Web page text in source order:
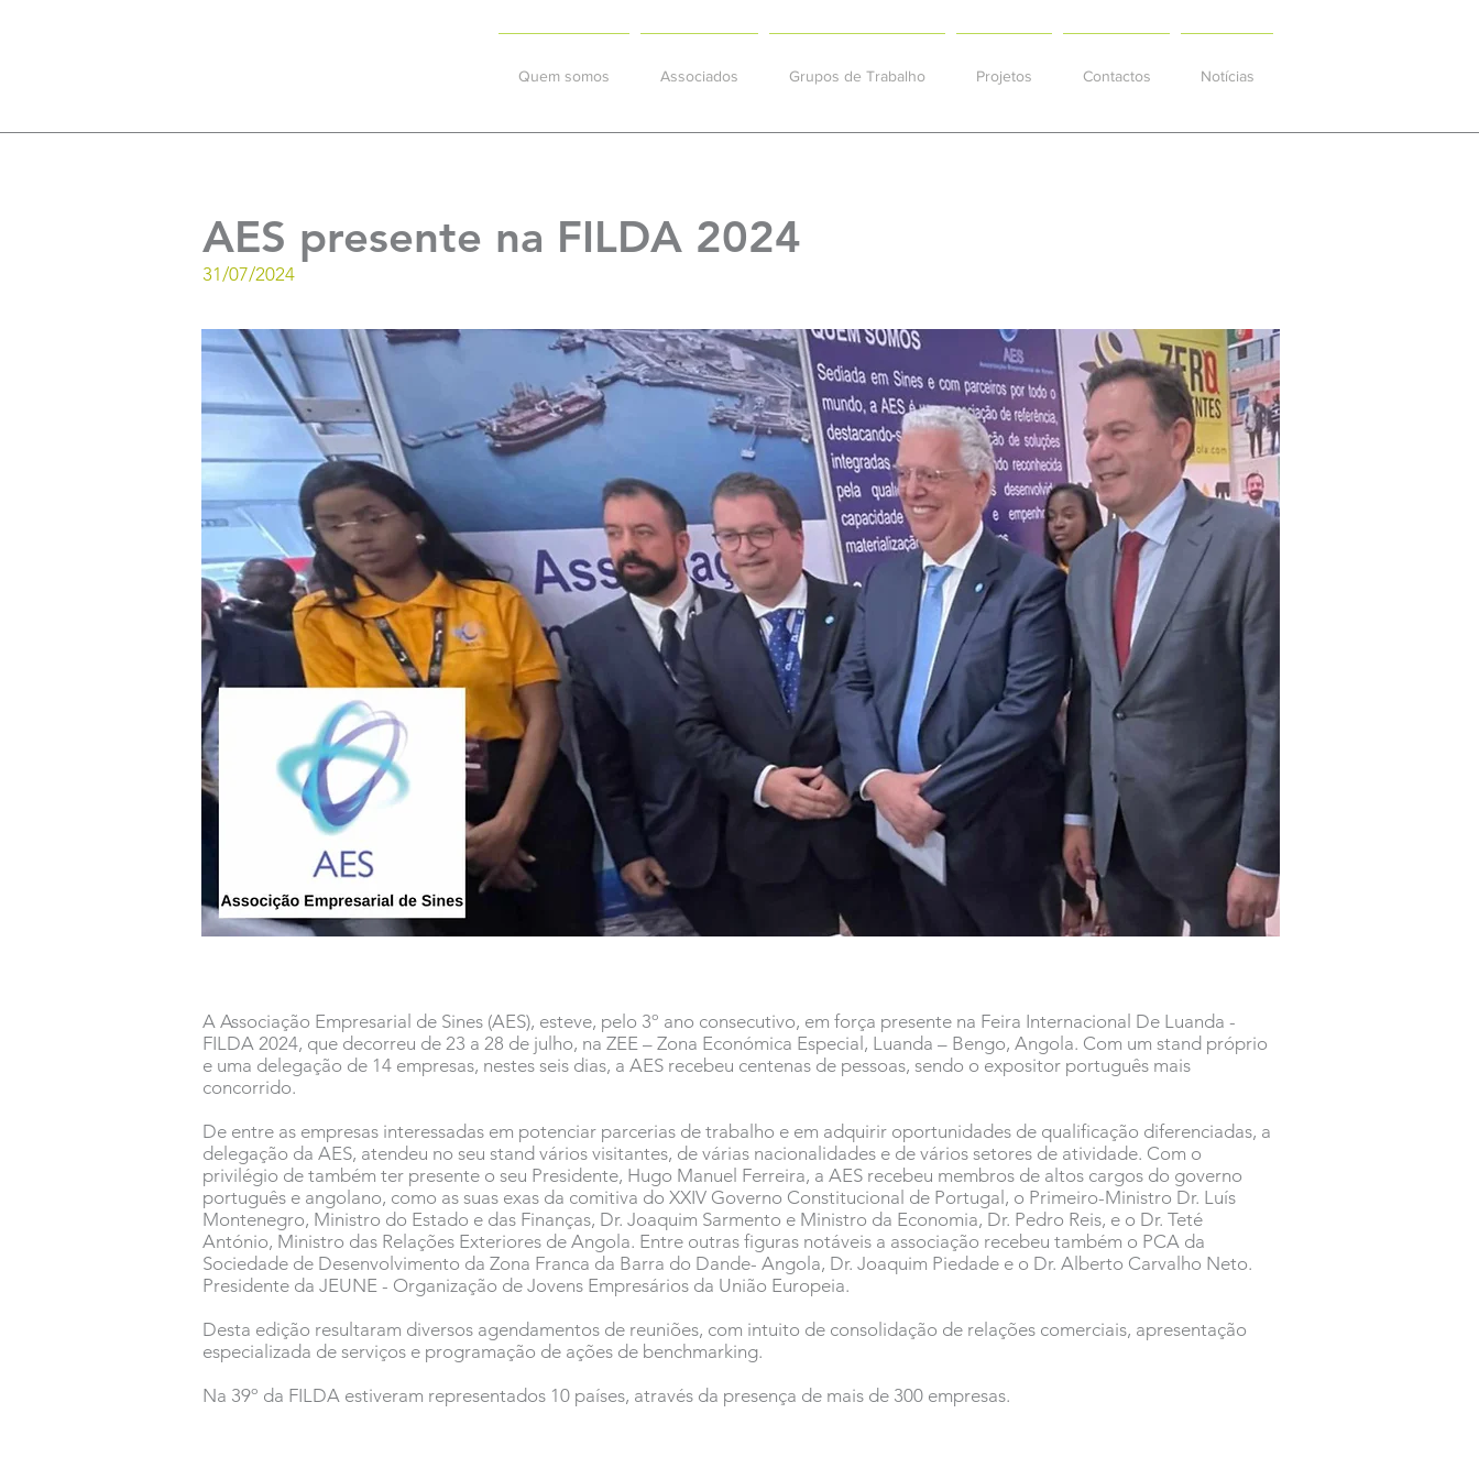
Quem somos Associados Grupos de Trabalho Projetos Contactos Notícias
AES presente na FILDA 2024
31/07/2024
A Associação Empresarial de Sines (AES), esteve, pelo 3º ano consecutivo, em força presente na Feira Internacional De Luanda -
FILDA 2024, que decorreu de 23 a 28 de julho, na ZEE – Zona Económica Especial, Luanda – Bengo, Angola. Com um stand próprio
e uma delegação de 14 empresas, nestes seis dias, a AES recebeu centenas de pessoas, sendo o expositor português mais
concorrido.
De entre as empresas interessadas em potenciar parcerias de trabalho e em adquirir oportunidades de qualificação diferenciadas, a
delegação da AES, atendeu no seu stand vários visitantes, de várias nacionalidades e de vários setores de atividade. Com o
privilégio de também ter presente o seu Presidente, Hugo Manuel Ferreira, a AES recebeu membros de altos cargos do governo
português e angolano, como as suas exas da comitiva do XXIV Governo Constitucional de Portugal, o Primeiro-Ministro Dr. Luís
Montenegro, Ministro do Estado e das Finanças, Dr. Joaquim Sarmento e Ministro da Economia, Dr. Pedro Reis, e o Dr. Teté
António, Ministro das Relações Exteriores de Angola. Entre outras figuras notáveis a associação recebeu também o PCA da
Sociedade de Desenvolvimento da Zona Franca da Barra do Dande- Angola, Dr. Joaquim Piedade e o Dr. Alberto Carvalho Neto.
Presidente da JEUNE - Organização de Jovens Empresários da União Europeia.
Desta edição resultaram diversos agendamentos de reuniões, com intuito de consolidação de relações comerciais, apresentação
especializada de serviços e programação de ações de benchmarking.
Na 39º da FILDA estiveram representados 10 países, através da presença de mais de 300 empresas.